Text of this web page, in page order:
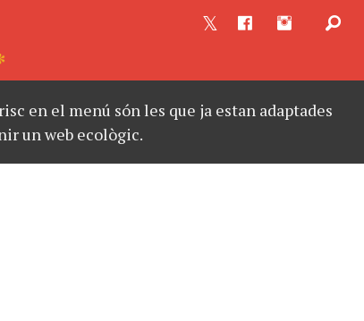
en el menú són les que ja estan adaptades
un web ecològic.